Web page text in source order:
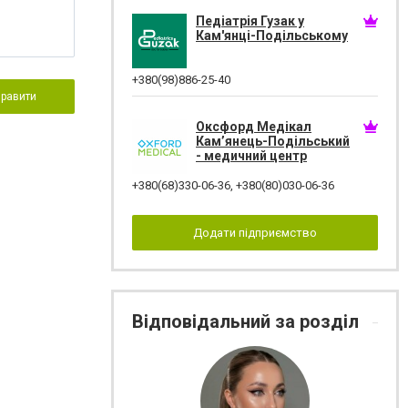
Педіатрія Гузак у
Кам'янці-Подільському
+380(98)886-25-40
Оксфорд Медікал
Кам’янець-Подільський
- медичний центр
+380(68)330-06-36, +380(80)030-06-36
Додати підприємство
Відповідальний за розділ